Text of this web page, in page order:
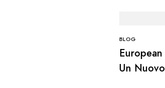
BLOG
Un